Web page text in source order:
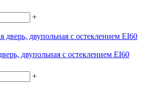
+
двупольная с остеклением EI60
+